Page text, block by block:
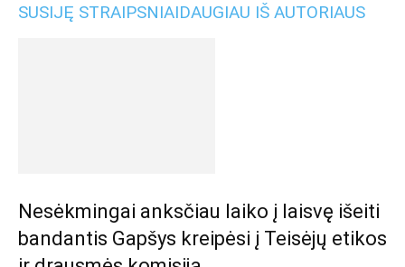
SUSIJĘ STRAIPSNIAIDAUGIAU IŠ AUTORIAUS
Nesėkmingai anksčiau laiko į laisvę išeiti
bandantis Gapšys kreipėsi į Teisėjų etikos